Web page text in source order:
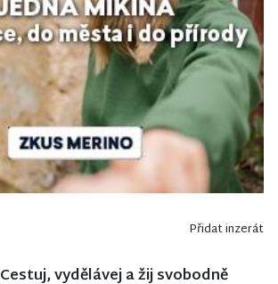
Přidat inzerát
Cestuj, vydělávej a žij svobodně